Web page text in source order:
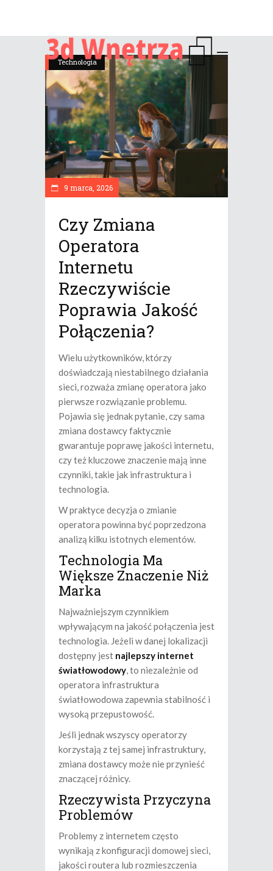
Technologia
9 marca, 2026
Czy Zmiana
Operatora
Internetu
Rzeczywiście
Poprawia Jakość
Połączenia?
Wielu użytkowników, którzy
doświadczają niestabilnego działania
sieci, rozważa zmianę operatora jako
pierwsze rozwiązanie problemu.
Pojawia się jednak pytanie, czy sama
zmiana dostawcy faktycznie
gwarantuje poprawę jakości internetu,
czy też kluczowe znaczenie mają inne
czynniki, takie jak infrastruktura i
technologia.
W praktyce decyzja o zmianie
operatora powinna być poprzedzona
analizą kilku istotnych elementów.
Technologia Ma
Większe Znaczenie Niż
Marka
Najważniejszym czynnikiem
wpływającym na jakość połączenia jest
technologia. Jeżeli w danej lokalizacji
dostępny jest najlepszy internet
światłowodowy, to niezależnie od
operatora infrastruktura
światłowodowa zapewnia stabilność i
wysoką przepustowość.
Jeśli jednak wszyscy operatorzy
korzystają z tej samej infrastruktury,
zmiana dostawcy może nie przynieść
znaczącej różnicy.
Rzeczywista Przyczyna
Problemów
Problemy z internetem często
wynikają z konfiguracji domowej sieci,
jakości routera lub rozmieszczenia